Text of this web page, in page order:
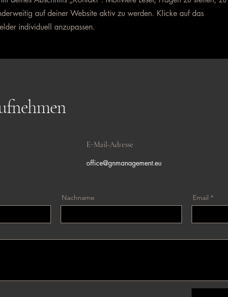
auf deiner Website aktiv zu werden. Klicke auf das
individuell anzupassen.
E-Mail-Adresse
office@gnmanagement.eu
Nachname Email